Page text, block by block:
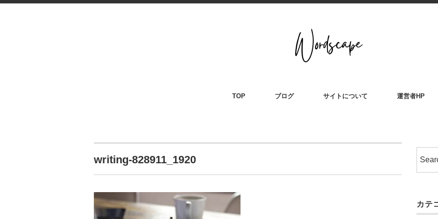
TOP ブログ サイトについて 運営者HP
writing-828911_1920
カテ